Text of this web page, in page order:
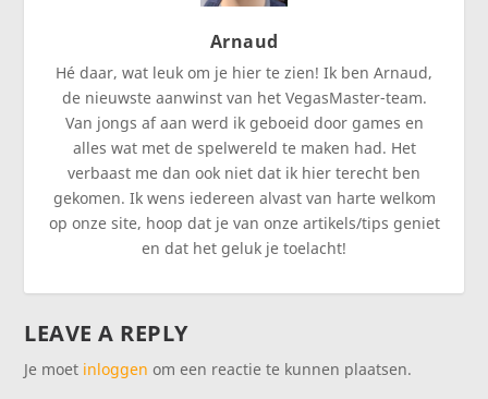
Arnaud
Hé daar, wat leuk om je hier te zien! Ik ben Arnaud,
de nieuwste aanwinst van het VegasMaster-team.
Van jongs af aan werd ik geboeid door games en
alles wat met de spelwereld te maken had. Het
verbaast me dan ook niet dat ik hier terecht ben
gekomen. Ik wens iedereen alvast van harte welkom
op onze site, hoop dat je van onze artikels/tips geniet
en dat het geluk je toelacht!
LEAVE A REPLY
Je moet inloggen om een reactie te kunnen plaatsen.